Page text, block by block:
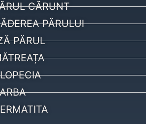
CĂRUNT
PĂRULUI
PĂRUL